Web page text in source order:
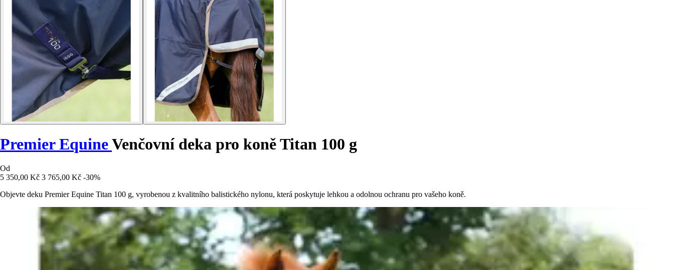
Premier EquineVenčovní deka pro koně Titan 100 g
Od
5 350,00 Kč 3 765,00 Kč -30%
Objevte deku Premier Equine Titan 100 g, vyrobenou z kvalitního balistického nylonu, která poskytuje lehkou a odolnou ochranu pro vašeho koně.